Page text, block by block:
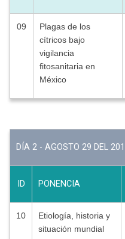
09
Plagas de los
cítricos bajo
vigilancia
fitosanitaria en
México
DÍA 2 - AGOSTO 29 DEL
ID PONENCIA
10
Etiología, historia y
situación mundial